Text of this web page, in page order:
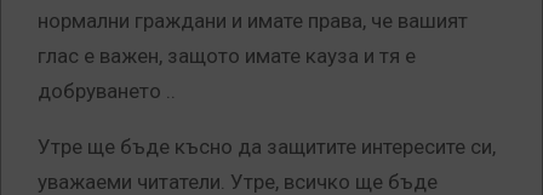
нормални граждани и имате права, че вашият
глас е важен, защото имате кауза и тя е
добруването ..
Утре ще бъде късно да защитите интересите си,
уважаеми читатели. Утре, всичко ще бъде